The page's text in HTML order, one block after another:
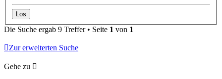
Die Suche ergab 9 Treffer • Seite 1 von 1
Zur erweiterten Suche
Gehe zu